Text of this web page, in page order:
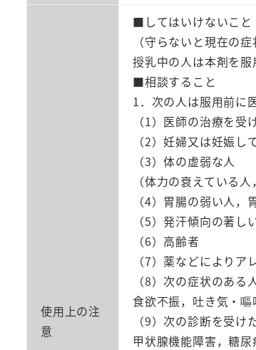
使用上の注
意
■してはいけないこと
（守らないと現在の
授乳中の人は本剤を服
■相談すること
1．次の人は服用前に
（1）医師の治療を受
（2）妊婦又は妊娠し
（3）体の虚弱な人
（体力の衰えている人
（4）胃腸の弱い人
（5）発汗傾向の著し
（6）高齢者
（7）薬などにより
（8）次の症状のある
食欲不振，吐き気・
（9）次の診断を受け
甲状腺機能障害，糖